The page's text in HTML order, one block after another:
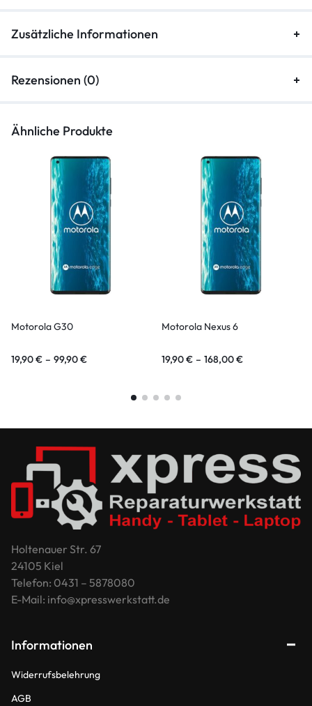
Zusätzliche Informationen
Rezensionen (0)
Ähnliche Produkte
Motorola G30
19,90€ – 99,90€
Motorola Nexus 6
19,90€ – 168,00€
Holtenauer Str. 67
24105 Kiel
Telefon: 0431 – 5878080
E-Mail: info@xpresswerkstatt.de
Informationen
Widerrufsbelehrung
AGB